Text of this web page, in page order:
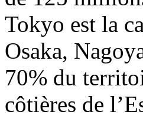
Tokyo est la
Osaka,
70% du
côtières de